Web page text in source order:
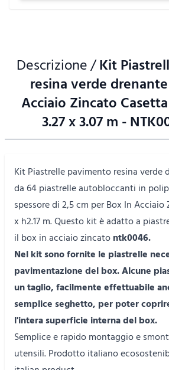
Descrizione /Kit
resina verde
Acciaio Zincato
3.27 x 3.07 m -
Kit Piastrelle pavimento resina verde
da 64 piastrelle autobloccanti in
spessore di 2,5 cm per Box In Acciaio
x h2.17 m. Questo kit è adatto a
il box in acciaio zincatontk0046.
Nel kit sono fornite le piastrelle
pavimentazione del box. Alcune
un taglio, facilmente effettuabile
semplice seghetto, per poter
l'intera superficie interna del box.
Semplice e rapido montaggio e
utensili. Prodotto italiano